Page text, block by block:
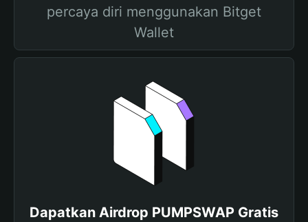
percaya diri menggunakan Bitget
Wallet
Dapatkan Airdrop PUMPSWAP Gratis